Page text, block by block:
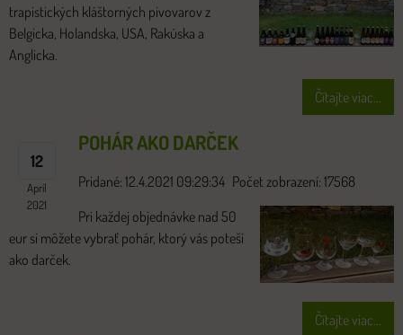
trapistických kláštorných pivovarov z
Belgicka, Holandska, USA, Rakúska a
Anglicka.
Čítajte viac...
12
Apríl
2021
POHÁR AKO DARČEK
Pridané: 12.4.2021 09:29:34 Počet zobrazení: 17568
Pri každej objednávke nad 50
eur si môžete vybrať pohár, ktorý vás poteší
ako darček.
Čítajte viac...